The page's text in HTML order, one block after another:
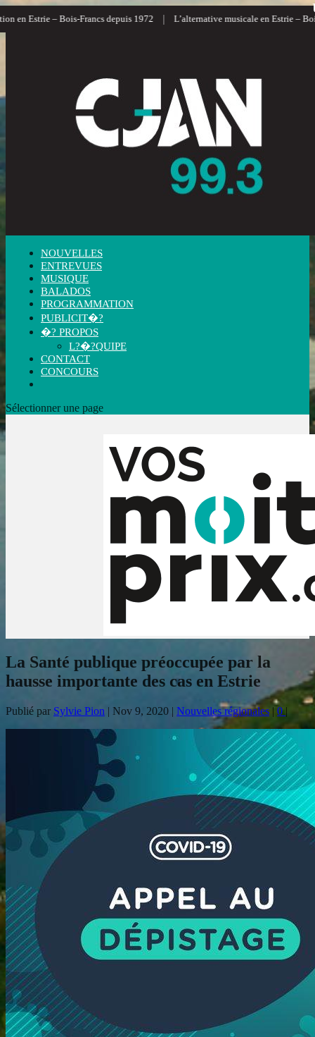
en Estrie – Bois-Francs depuis 1972 | L’alternative musicale en Estrie – Bois-
NOUVELLES
ENTREVUES
MUSIQUE
BALADOS
PROGRAMMATION
PUBLICIT�?
�? PROPOS
L?�?QUIPE
CONTACT
CONCOURS
Sélectionner une page
La Santé publique préoccupée par la
hausse importante des cas en Estrie
Publié par Sylvie Pion | Nov 9, 2020 | Nouvelles régionales | 0|